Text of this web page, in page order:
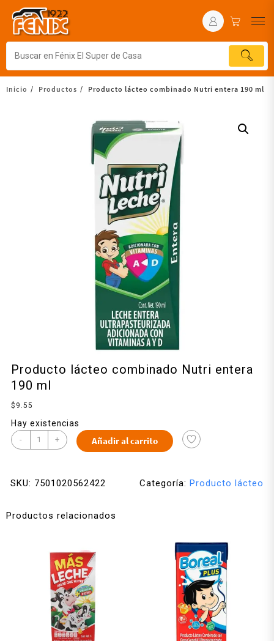
Inicio Productos Producto lácteo combinado Nutri entera 190 ml
Producto lácteo combinado Nutri entera
190 ml
$ 9.55
Hay existencias
- + Añadir al carrito
SKU: 7501020562422 Categoría: Producto lácteo
Productos relacionados